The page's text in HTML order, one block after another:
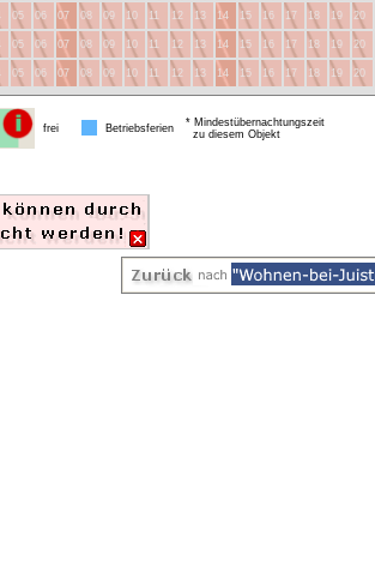
05 06 07 08 09 10 11 12 13 14 15 16 17 18 19 20
05 06 07 08 09 10 11 12 13 14 15 16 17 18 19 20
05 06 07 08 09 10 11 12 13 14 15 16 17 18 19 20
frei Betriebsferien
* Mindestübernachtungszeit
zu diesem Objekt